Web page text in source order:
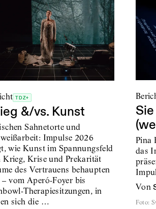
TDZ+
&/vs. Kunst
Sahnetorte und
Impulse 2026
wie Kunst im Spannungsfeld
Krieg, Krise und Prekarität
des Vertrauens behaupten
vom Aperó-Foyer bis
Therapiesitzungen, in
sich die …
Pina
das
von
Foto: